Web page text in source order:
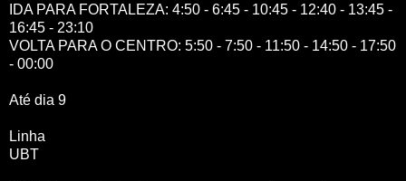
IDA PARA FORTALEZA: 4:50 - 6:45 - 10:45 - 12:40 - 13:45 -
16:45 - 23:10
VOLTA PARA O CENTRO: 5:50 - 7:50 - 11:50 - 14:50 - 17:50
- 00:00
Até dia 9
Linha
UBT